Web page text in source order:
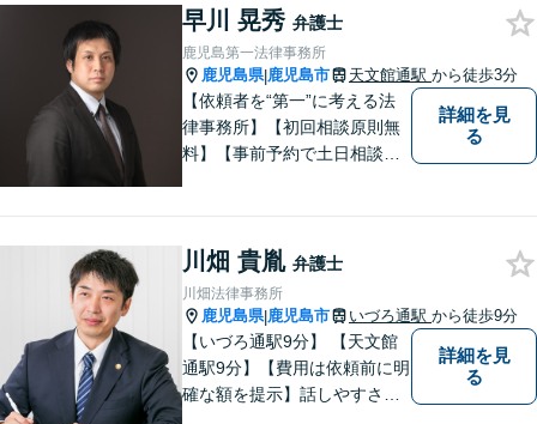
どんなご相談でも、どうぞお
気軽にお声がけください。
【電話・WEB相談も対応可
能】
早川 晃秀 弁護士
鹿児島第一法律事務所
鹿児島県|鹿児島市 天文館通駅 から徒歩3分
【依頼者を“第一”に考える法
律事務所】【初回相談原則無
料】【事前予約で土日相談
て、確かな経験にもとづき、
幅広い分野の法的トラブルへ
の対応が可能です。
詳細を見
る
川畑 貴胤 弁護士
川畑法律事務所
鹿児島県|鹿児島市 いづろ通駅 から徒歩9分
【いづろ通駅9分】 【天文館
通駅9分】【費用は依頼前に明
確な額を提示】話しやすさを
詳細を見
る